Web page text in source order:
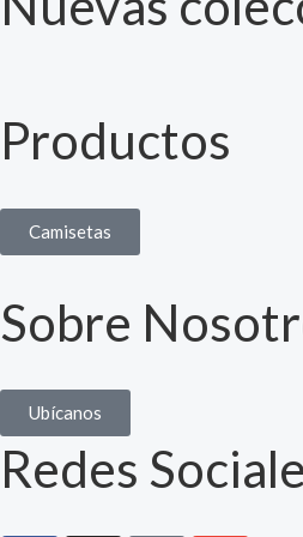
Productos
Camisetas
Sobre
Ubícanos
Redes